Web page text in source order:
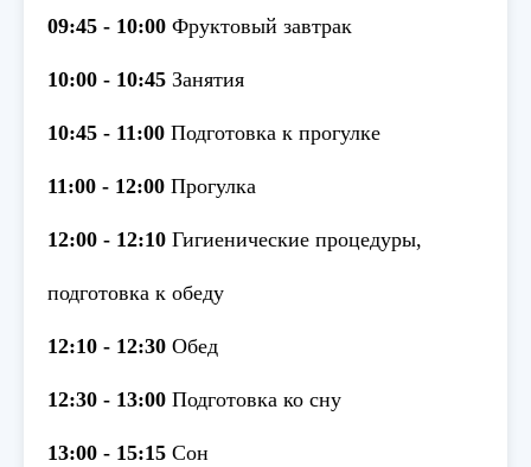
09:45 - 10:00 Фруктовый завтрак
10:00 - 10:45 Занятия
10:45 - 11:00 Подготовка к прогулке
11:00 - 12:00 Прогулка
12:00 - 12:10 Гигиенические процедуры,
подготовка к обеду
12:10 - 12:30 Обед
12:30 - 13:00 Подготовка ко сну
13:00 - 15:15 Сон